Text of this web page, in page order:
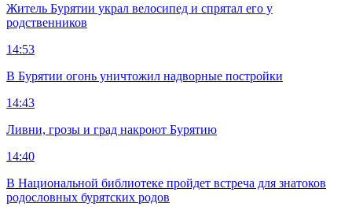
Житель Бурятии украл велосипед и спрятал его у
родственников
14:53
В Бурятии огонь уничтожил надворные постройки
14:43
Ливни, грозы и град накроют Бурятию
14:40
В Национальной библиотеке пройдет встреча для знатоков
родословных бурятских родов